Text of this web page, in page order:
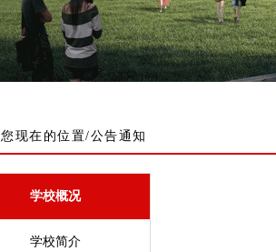
您现在的位置/公告通知
学校概况
学校简介